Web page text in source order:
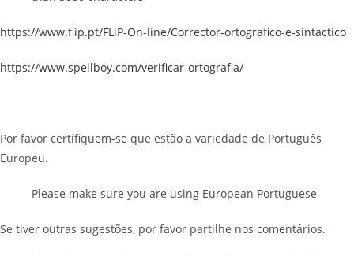
https://www.flip.pt/FLiP-On-line/Corrector-ortografico-e-sintactico
https://www.spellboy.com/verificar-ortografia/
Por favor certifiquem-se que estão a variedade de Português
Europeu.
Please make sure you are using European Portuguese
Se tiver outras sugestões, por favor partilhe nos comentários.